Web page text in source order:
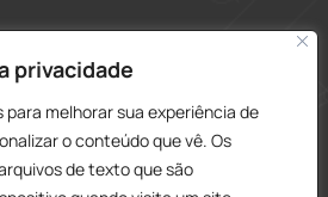
privacidade
melhorar sua experiência de
o conteúdo que vê. Os
de texto que são
de Caparica